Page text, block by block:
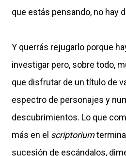
que estás pensando, no hay
Y querrás rejugarlo porque
investigar pero, sobre todo,
que disfrutar de un título de
espectro de personajes y
descubrimientos. Lo que
más en el scriptorium
sucesión de escándalos,